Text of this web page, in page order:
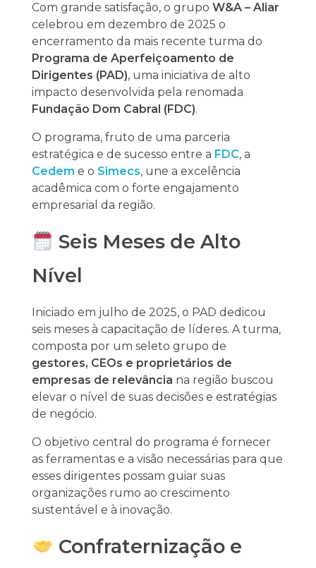
Com grande satisfação, o grupo W&A – Aliar
celebrou em dezembro de 2025 o
encerramento da mais recente turma do
Programa de Aperfeiçoamento de
Dirigentes (PAD), uma iniciativa de alto
impacto desenvolvida pela renomada
Fundação Dom Cabral (FDC).
O programa, fruto de uma parceria
estratégica e de sucesso entre a FDC, a
Cedem e o Simecs, une a excelência
acadêmica com o forte engajamento
empresarial da região.
Seis Meses de Alto
Nível
Iniciado em julho de 2025, o PAD dedicou
seis meses à capacitação de líderes. A turma,
composta por um seleto grupo de
gestores, CEOs e proprietários de
empresas de relevância na região buscou
elevar o nível de suas decisões e estratégias
de negócio.
O objetivo central do programa é fornecer
as ferramentas e a visão necessárias para que
esses dirigentes possam guiar suas
organizações rumo ao crescimento
sustentável e à inovação.
Confraternização e